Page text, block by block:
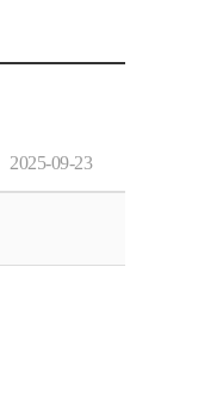
2025-09-23